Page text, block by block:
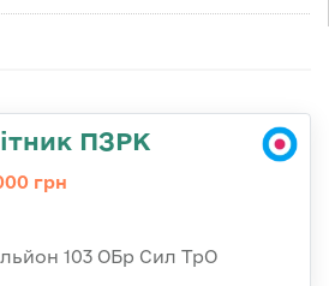
ПЗРК
грн
103 ОБр Сил ТрО